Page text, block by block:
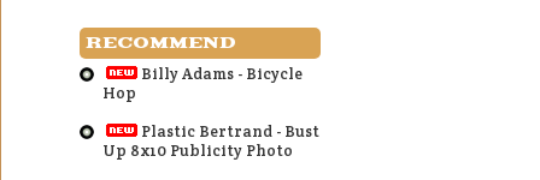
RECOMMEND
Billy Adams - Bicycle
Hop
Plastic Bertrand - Bust
Up 8x10 Publicity Photo